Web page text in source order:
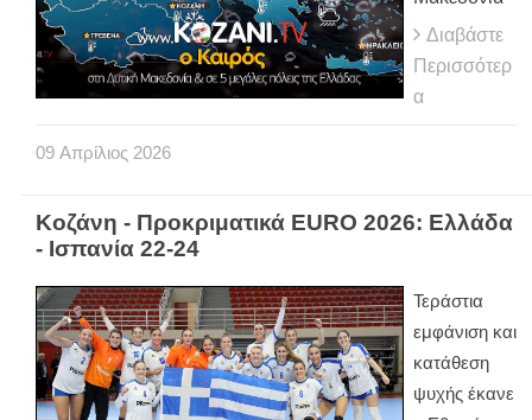
Διαβάστε
Περισσότερ
α
09 Απρίλιος 2026
Κοζάνη - Προκριματικά EURO 2026: Ελλάδα
- Ισπανία 22-24
Τεράστια
εμφάνιση και
κατάθεση
ψυχής έκανε